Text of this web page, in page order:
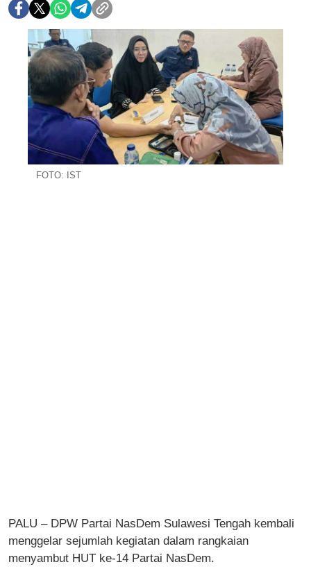
FOTO: IST
PALU – DPW Partai NasDem Sulawesi Tengah kembali
menggelar sejumlah kegiatan dalam rangkaian
menyambut HUT ke-14 Partai NasDem.